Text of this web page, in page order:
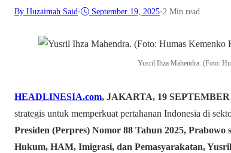
By Huzaimah Said • September 19, 2025•2 Min read
Yusril Ihza Mahendra. (Foto:
HEADLINESIA.com, JAKARTA, 19 SEPTEMBER
strategis untuk memperkuat pertahanan Indonesia di
Presiden (Perpres) Nomor 88 Tahun 2025,
Hukum, HAM, Imigrasi, dan Pemasyarakatan,